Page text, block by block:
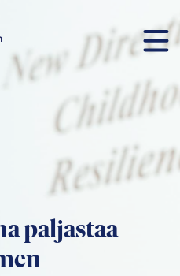
paljastaa